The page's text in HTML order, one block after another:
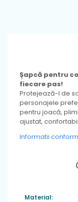
Șapcă pentru
fiecare pas!
Protejează-l de
personajele
pentru joacă,
ajustat,
Informatii
Material: